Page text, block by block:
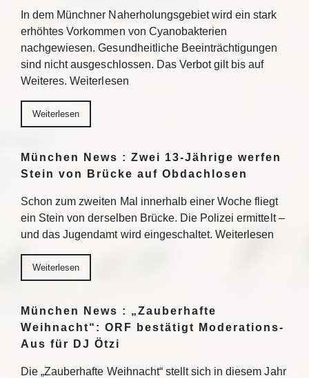
In dem Münchner Naherholungsgebiet wird ein stark
erhöhtes Vorkommen von Cyanobakterien
nachgewiesen. Gesundheitliche Beeinträchtigungen
sind nicht ausgeschlossen. Das Verbot gilt bis auf
Weiteres. Weiterlesen
Weiterlesen
München News : Zwei 13-Jährige werfen
Stein von Brücke auf Obdachlosen
Schon zum zweiten Mal innerhalb einer Woche fliegt
ein Stein von derselben Brücke. Die Polizei ermittelt –
und das Jugendamt wird eingeschaltet. Weiterlesen
Weiterlesen
München News : „Zauberhafte
Weihnacht“: ORF bestätigt Moderations-
Aus für DJ Ötzi
Die „Zauberhafte Weihnacht“ stellt sich in diesem Jahr